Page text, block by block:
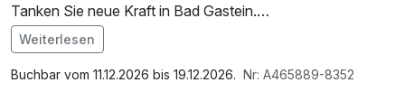
Tanken Sie neue Kraft in Bad Gastein.
Das ganzjährig nutzbare Panorama-Bewegungsbad bietet
ein angenehmes Badeerlebnis. Die Kneipp-Anlage mit Kalt-
Im Angebot enthalten
Parkplatz, Nutzung des Wellnessbereichs
Weiterlesen
Buchbar vom 11.12.2026 bis 19.12.2026. Nr: A465889-8352